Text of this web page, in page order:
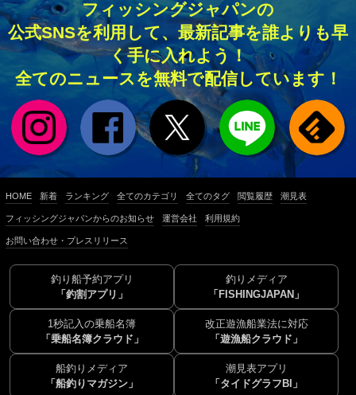
フィッシングジャパンの
公式SNSを利用して、最新記事を誰よりも早
く手に入れよう！
全てのニュースを無料で配信しています！
HOME 新着 ランキング 全てのカテゴリ 全てのタグ 閲覧履歴 潮見表
フィッシングジャパンからのお知らせ 運営会社 利用規約
お問い合わせ・プレスリリース
釣り船予約アプリ
「釣割アプリ」
釣りメディア
「FISHINGJAPAN」
1秒記入の乗船名簿
「乗船名簿クラウド」
改正遊漁船業法に対応
「遊漁船クラウド」
船釣りメディア
「船釣りマガジン」
潮見表アプリ
「タイドグラフBI」